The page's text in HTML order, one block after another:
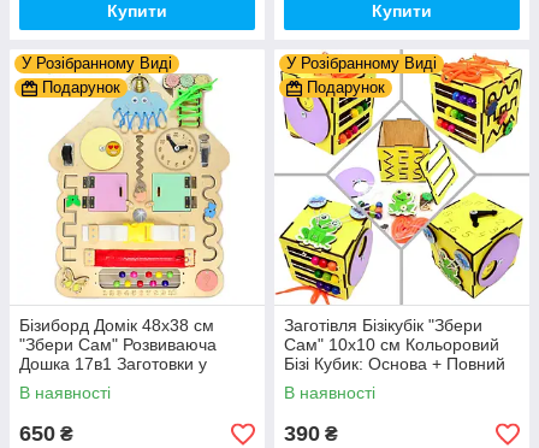
Купити Купити
У Розібранному Виді
Подарунок
Бізиборд Домік 48x38 см
"Збери Сам" Розвиваюча
Дошка 17в1 Заготовки у
Разобранному вигляді +
Деталі та Фарба
В наявності
650 ₴
У Розібранному Виді
Подарунок
Заготівля Бізікубік "Збери
Сам" 10х10 см Кольоровий
Бізі Кубик: Основа + Повний
Комплект (в Розібраному
Виді) Кубік Бізи, Жовтий
В наявності
390 ₴